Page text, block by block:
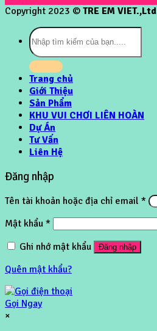
Copyright 2023 © TRE EM VIET.,Ltd
Tìm
kiếm:
Trang chủ
Giới Thiệu
Sản Phẩm
KHU VUI CHƠI LIÊN HOÀN
Dự Án
Tư Vấn
Liên Hệ
Đăng nhập
Tên tài khoản hoặc địa chỉ email *
Mật khẩu *
Ghi nhớ mật khẩu
Đăng nhập
Quên mật khẩu?
Gọi Ngay
×